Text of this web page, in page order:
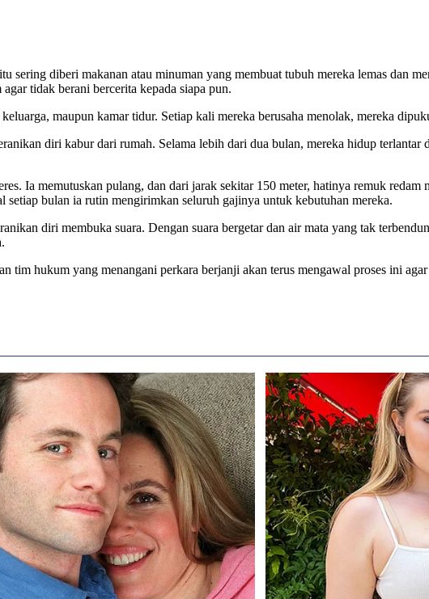
diberi makanan atau minuman yang membuat tubuh mereka lemas dan
tidak berani bercerita kepada siapa pun.
maupun kamar tidur. Setiap kali mereka berusaha menolak, mereka
diri kabur dari rumah. Selama lebih dari dua bulan, mereka hidup terlantar
Ia memutuskan pulang, dan dari jarak sekitar 150 meter, hatinya remuk redam
bulan ia rutin mengirimkan seluruh gajinya untuk kebutuhan mereka.
diri membuka suara. Dengan suara bergetar dan air mata yang tak
hukum yang menangani perkara berjanji akan terus mengawal proses ini